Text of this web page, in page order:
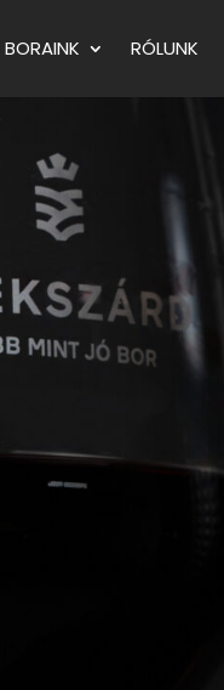
BORAINK RÓLUNK